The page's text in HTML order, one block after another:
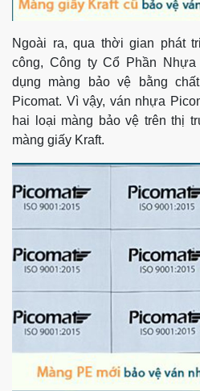
Ngoài ra, qua thời gian phát
công, Công ty Cổ Phần
dụng màng bảo vệ bằng
Picomat. Vì vậy, ván nhựa
hai loại màng bảo vệ trên thị
màng giấy Kraft.